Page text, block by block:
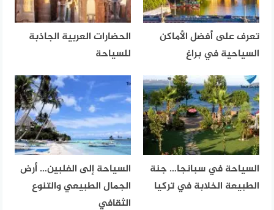
تعرف على أفضل الأماكن
السياحية في براغ
الحضارات العربية الجاذبة
للسياحة
السياحة في سبانجا… جنة
الطبيعة الخلابة في تركيا
السياحة إلى الفلبين… أرض
الجمال الطبيعي والتنوع
الثقافي